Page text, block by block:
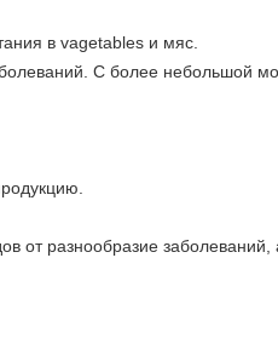
в vagetables и мяс.
С более небольшой
от разнообразие заболеваний,